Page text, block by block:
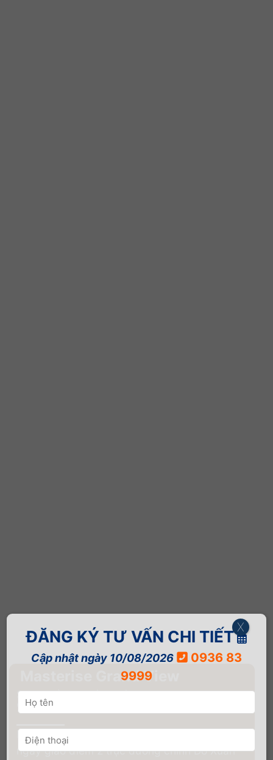
Masterise Grand View
Siêu Phẩm cao tầng đầu tiên tại The Global
City
Bộ đôi cao tầng Masteri Grand View tọa lạc
ngay giao điểm 2 trục đường chính Đỗ Xuân
ĐĂNG KÝ TƯ VẤN CHI TIẾT
Cập nhật ngày 10/08/2026
0936 83
9999
X